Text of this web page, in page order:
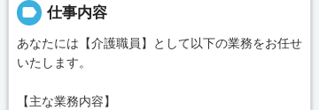
label 仕事内容
あなたには【介護職員】として以下の業務をお任せ
いたします。
【主な業務内容】